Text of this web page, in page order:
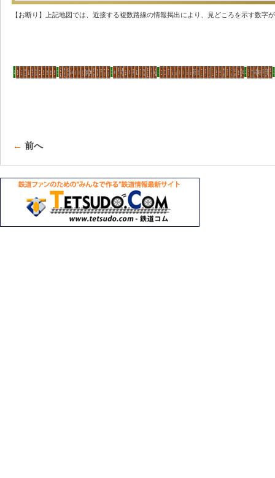
【お断り】上記地図では、近接する複数路線の情報掲出により、見どころを示す数字
← 前へ